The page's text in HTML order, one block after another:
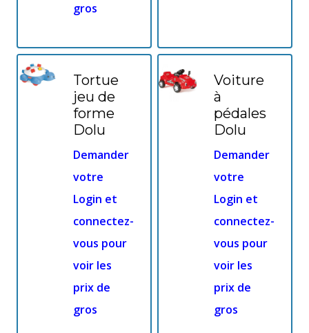
gros
Tortue
jeu de
forme
Dolu
Demander
votre
Login et
connectez-
vous pour
voir les
prix de
gros
Voiture
à
pédales
Dolu
Demander
votre
Login et
connectez-
vous pour
voir les
prix de
gros